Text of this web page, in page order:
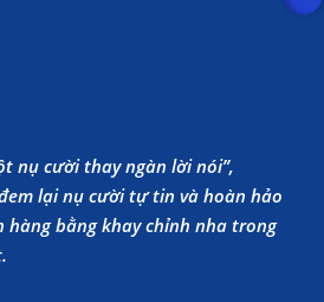
nụ cười thay ngàn lời nói”,
lại nụ cười tự tin và hoàn hảo
bằng khay chỉnh nha trong